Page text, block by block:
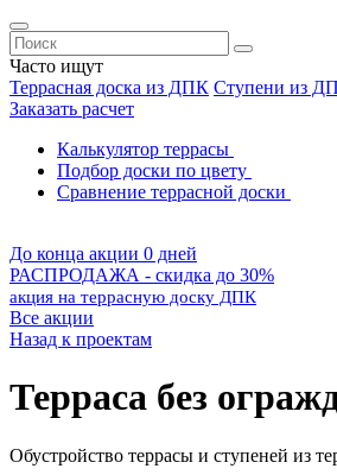
Часто ищут
Террасная доска из ДПК Ступени из
Заказать расчет
Калькулятор террасы
Подбор доски по цвету
Сравнение террасной доски
До конца акции 0 дней
РАСПРОДАЖА - скидка до 30%
акция на террасную доску ДПК
Все акции
Назад к проектам
Терраса без
Обустройство террасы и ступеней из